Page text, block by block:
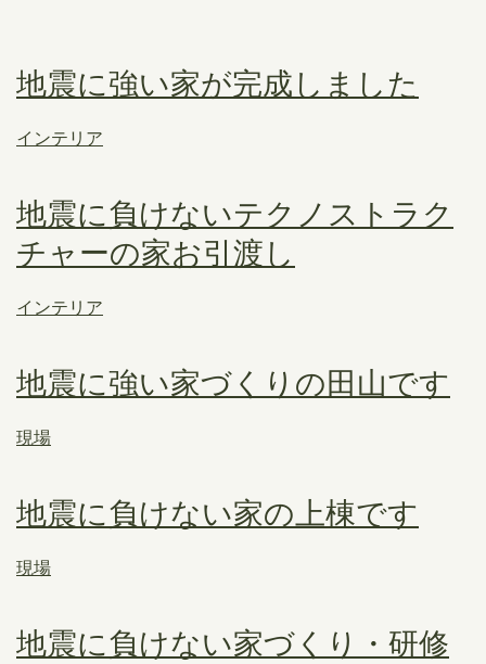
地震に強い家が完成しました
インテリア
地震に負けないテクノストラク
チャーの家お引渡し
インテリア
地震に強い家づくりの田山です
現場
地震に負けない家の上棟です
現場
地震に負けない家づくり・研修